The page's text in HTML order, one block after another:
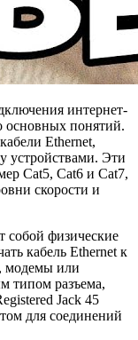
интернет-
основных понятий.
Ethernet,
устройствами. Эти
Cat5, Cat6 и Cat7,
скорости и
собой физические
кабель Ethernet к
модемы или
типом разъема,
Jack 45
для соединений